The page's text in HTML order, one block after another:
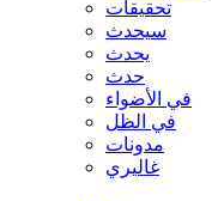
تحقيقات
سيحدث
يحدث
حدث
في الأضواء
في الظل
مدونات
غاليري